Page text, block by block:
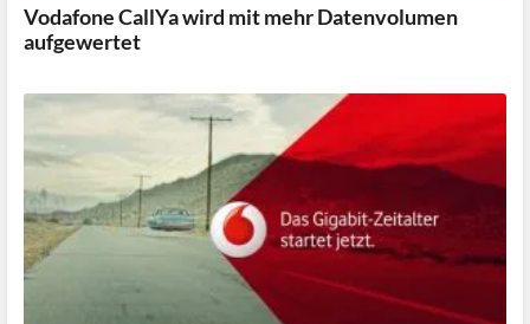
Vodafone CallYa wird mit mehr Datenvolumen
aufgewertet